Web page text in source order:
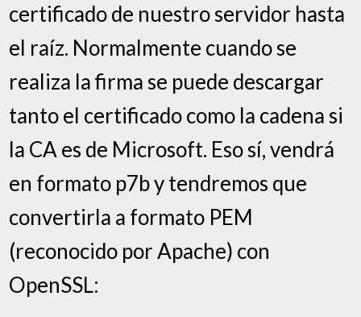
certificado de nuestro servidor hasta
el raíz. Normalmente cuando se
realiza la firma se puede descargar
tanto el certificado como la cadena si
la CA es de Microsoft. Eso sí, vendrá
en formato p7b y tendremos que
convertirla a formato PEM
(reconocido por Apache) con
OpenSSL: